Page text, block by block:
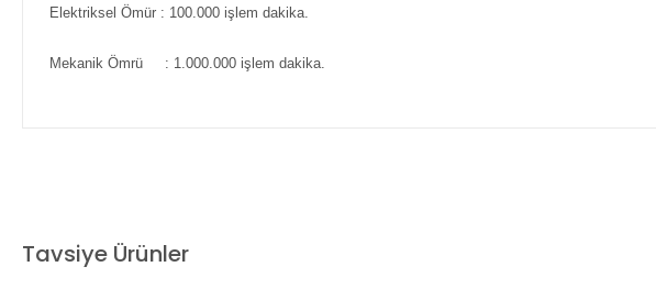
Elektriksel Ömür : 100.000 işlem dakika.
Mekanik Ömrü : 1.000.000 işlem dakika.
Ürün resmi kalitesiz, bozuk veya görüntülenemiyor.
Tavsiye Ürünler